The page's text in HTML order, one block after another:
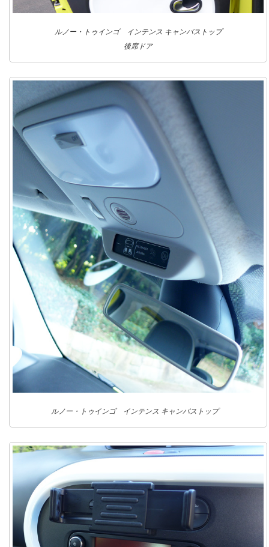
ルノー・トゥインゴ インテンス キャンバストップ
後席ドア
ルノー・トゥインゴ インテンス キャンバストップ